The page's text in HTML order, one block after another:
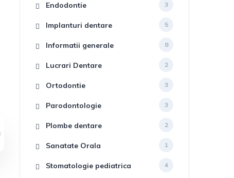
Endodontie 3
Implanturi dentare 5
Informatii generale 8
Lucrari Dentare 2
Ortodontie 3
Parodontologie 3
Plombe dentare 2
Sanatate Orala 1
Stomatologie pediatrica 4